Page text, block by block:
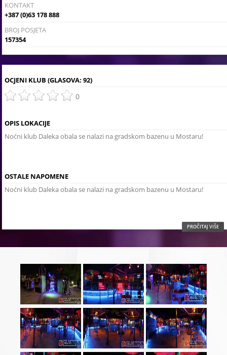
KONTAKT
+387 (0)63 178 888
BROJ POSJETA
157354
OCJENI KLUB (GLASOVA: 92)
0
OPIS LOKACIJE
Noćni klub Daleka obala se nalazi na gradskom bazenu u Mostaru!
OSTALE NAPOMENE
Noćni klub Daleka obala se nalazi na gradskom bazenu u Mostaru!
PROČITAJ VIŠE